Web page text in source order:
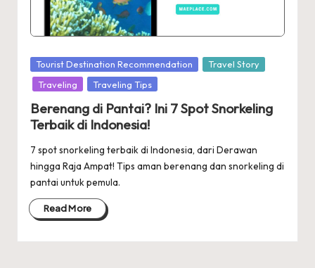
Posted
in
Tourist Destination Recommendation
Travel Story
Traveling
Traveling Tips
Berenang di Pantai? Ini 7 Spot Snorkeling
Terbaik di Indonesia!
7 spot snorkeling terbaik di Indonesia, dari Derawan
hingga Raja Ampat! Tips aman berenang dan snorkeling di
pantai untuk pemula.
Read More